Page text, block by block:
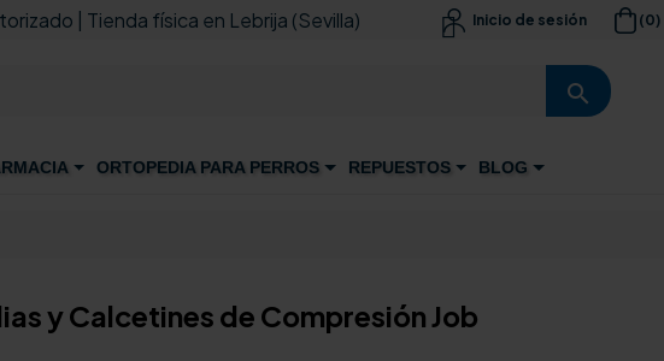
| Tienda física en Lebrija (Sevilla)  Inicio de sesión (0)
search
ORTOPEDIA PARA PERROS REPUESTOS BLOG
y Calcetines de Compresión Job